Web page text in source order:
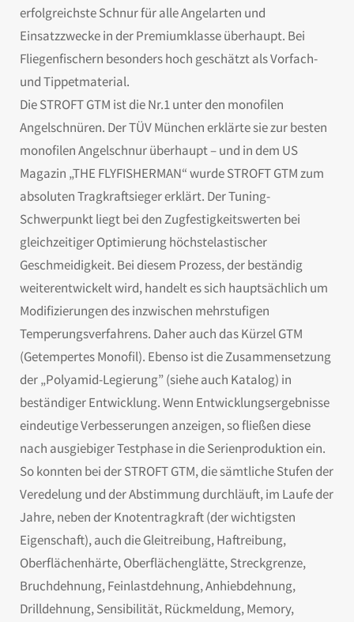
erfolgreichste Schnur für alle Angelarten und
Einsatzzwecke in der Premiumklasse überhaupt. Bei
Fliegenfischern besonders hoch geschätzt als Vorfach-
und Tippetmaterial.
Die STROFT GTM ist die Nr.1 unter den monofilen
Angelschnüren. Der TÜV München erklärte sie zur besten
monofilen Angelschnur überhaupt – und in dem US
Magazin „THE FLYFISHERMAN“ wurde STROFT GTM zum
absoluten Tragkraftsieger erklärt. Der Tuning-
Schwerpunkt liegt bei den Zugfestigkeitswerten bei
gleichzeitiger Optimierung höchstelastischer
Geschmeidigkeit. Bei diesem Prozess, der beständig
weiterentwickelt wird, handelt es sich hauptsächlich um
Modifizierungen des inzwischen mehrstufigen
Temperungsverfahrens. Daher auch das Kürzel GTM
(Getempertes Monofil). Ebenso ist die Zusammensetzung
der „Polyamid-Legierung” (siehe auch Katalog) in
beständiger Entwicklung. Wenn Entwicklungsergebnisse
eindeutige Verbesserungen anzeigen, so fließen diese
nach ausgiebiger Testphase in die Serienproduktion ein.
So konnten bei der STROFT GTM, die sämtliche Stufen der
Veredelung und der Abstimmung durchläuft, im Laufe der
Jahre, neben der Knotentragkraft (der wichtigsten
Eigenschaft), auch die Gleitreibung, Haftreibung,
Oberflächenhärte, Oberflächenglätte, Streckgrenze,
Bruchdehnung, Feinlastdehnung, Anhiebdehnung,
Drilldehnung, Sensibilität, Rückmeldung, Memory,